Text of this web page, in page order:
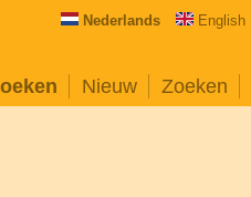
Nederlands English
Nieuw Zoeken